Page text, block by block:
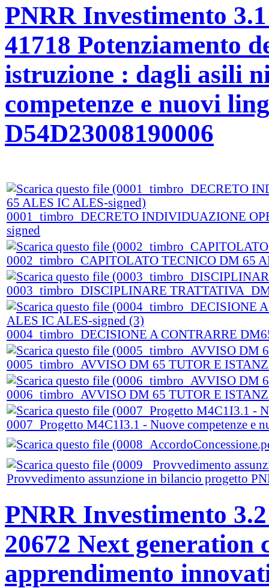
PNRR Investimento
41718 Potenziamento
istruzione : dagli asili
competenze e nuovi
D54D23008190006
0001_timbro_DECRETO INDIVIDUAZIONE
signed
0002_timbro_CAPITOLATO TECNICO DM 65
0003_timbro_DISCIPLINARE
0004_timbro_DECISIONE A CONTRARRE
0005_timbro_AVVISO DM 65 TUTOR E
0006_timbro_AVVISO DM 65 TUTOR E
0007_Progetto M4C1I3.1 - Nuove competenze e
Provvedimento assunzione in bilancio progetto
PNRR Investimento
20672 Next generation
apprendimento